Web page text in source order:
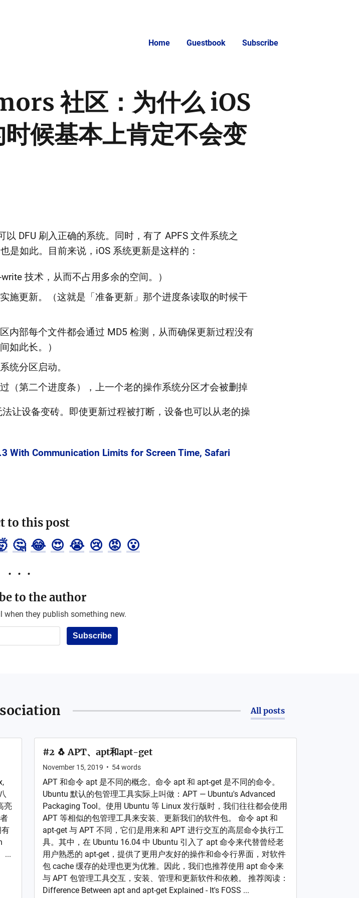
Home Guestbook Subscribe
社区：为什么 iOS
候基本上肯定不会变
DFU 刷入正确的系统。同时，有了 APFS 文件系统之
是如此。目前来说，iOS 系统更新是这样的：
技术，从而不占用多余的空间。）
施更新。（这就是「准备更新」那个进度条读取的时候干
内部每个文件都会通过 MD5 检测，从而确保更新过程没有
如此长。）
统分区启动。
（第二个进度条），上一个老的操作系统分区才会被删掉
让设备变砖。即使更新过程被打断，设备也可以从老的操
With Communication Limits for Screen Time, Safari
to this post
🤔 😂 😍 😭 😢 😡 😮
to the author
when they publish something new.
Subscribe
All posts
亮
...
#2 🐧 APT、apt和apt-get
November 15, 2019 • 54words
APT 和命令 apt 是不同的概念。命令 apt 和 apt-get 是不同的命令。
Ubuntu 默认的包管理工具实际上叫做：APT — Ubuntu's Advanced
Packaging Tool。使用 Ubuntu 等 Linux 发行版时，我们往往都会使用
APT 等相似的包管理工具来安装、更新我们的软件包。 命令 apt 和
apt-get 与 APT 不同，它们是用来和 APT 进行交互的高层命令执行工
具。其中，在 Ubuntu 16.04 中 Ubuntu 引入了 apt 命令来代替曾经老
用户熟悉的 apt-get，提供了更用户友好的操作和命令行界面，对软件
包 cache 缓存的处理也更为优雅。因此，我们也推荐使用 apt 命令来
与 APT 包管理工具交互，安装、管理和更新软件和依赖。 推荐阅读：
Difference Between apt and apt-get Explained - It's FOSS ...